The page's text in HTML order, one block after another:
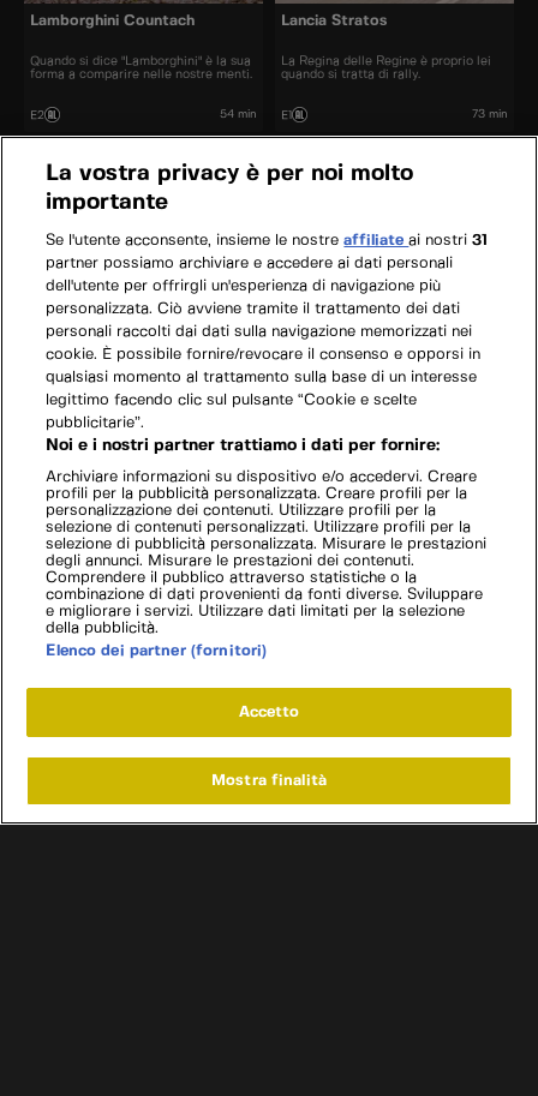
Lamborghini Countach
Quando si dice "Lamborghini" è la sua
forma a comparire nelle nostre menti.
E2 54 min
Lancia Stratos
La Regina delle Regine è proprio lei
quando si tratta di rally.
E1 73 min
La vostra privacy è per noi molto
importante
Se l'utente acconsente, insieme le nostreaffiliateai nostri31
partner possiamo archiviare e accedere ai dati personali
dell'utente per offrirgli un'esperienza di navigazione più
personalizzata. Ciò avviene tramite il trattamento dei dati
personali raccolti dai dati sulla navigazione memorizzati nei
cookie. È possibile fornire/revocare il consenso e opporsi in
qualsiasi momento al trattamento sulla base di un interesse
legittimo facendo clic sul pulsante “Cookie e scelte
pubblicitarie”.
Noi e i nostri partner trattiamo i dati per fornire:
Archiviare informazioni su dispositivo e/o accedervi. Creare
profili per la pubblicità personalizzata. Creare profili per la
personalizzazione dei contenuti. Utilizzare profili per la
selezione di contenuti personalizzati. Utilizzare profili per la
selezione di pubblicità personalizzata. Misurare le prestazioni
degli annunci. Misurare le prestazioni dei contenuti.
Comprendere il pubblico attraverso statistiche o la
combinazione di dati provenienti da fonti diverse. Sviluppare
e migliorare i servizi. Utilizzare dati limitati per la selezione
della pubblicità.
Elenco dei partner (fornitori)
Accetto
Mostra finalità